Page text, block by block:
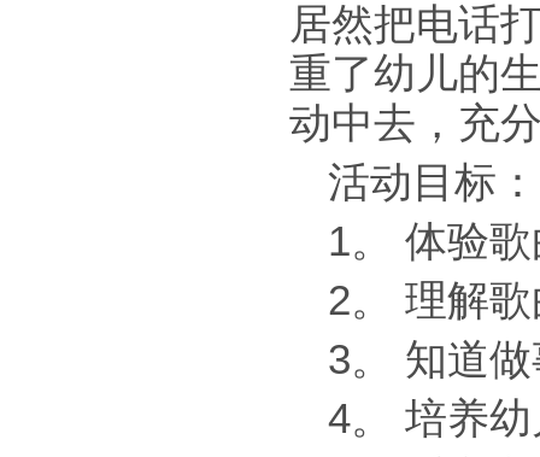
居然把电话
重了幼儿的
动中去，充
活动目标：
1。 体验
2。 理解
3。 知道
4。 培养